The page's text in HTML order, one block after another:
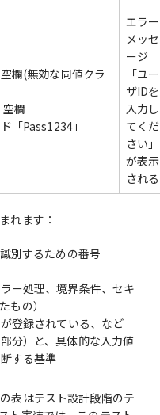
欄(無効な同値クラ
欄
「Pass1234」
エラー
メッセ
ージ
「ユー
ザIDを
入力し
てくだ
さい」
が表示
される
れます：
別するための番号
ー処理、境界条件、セキ
もの）
登録されている、など
分）と、具体的な入力値
する基準
表はテスト設計段階のテ